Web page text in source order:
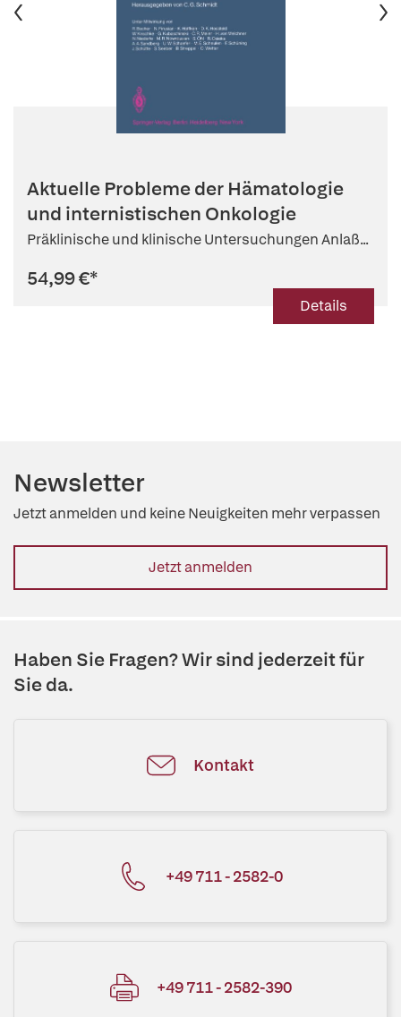
Aktuelle Probleme der Hämatologie
und internistischen Onkologie
Präklinische und klinische Untersuchungen Anlaß...
54,99 €*
Details
Newsletter
Jetzt anmelden und keine Neuigkeiten mehr verpassen
Jetzt anmelden
Haben Sie Fragen? Wir sind jederzeit für
Sie da.
Kontakt
+49 711 - 2582-0
+49 711 - 2582-390